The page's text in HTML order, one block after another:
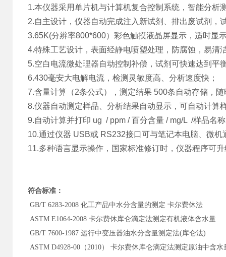
1.本仪器采用单片机与计算机复合控制系统，智能分析
2.自主设计，仪器自动完成注入新试剂、排出废试剂，
3.65K(分辨率800*600）彩色触摸液晶屏显示，适时显
4.特殊工艺设计，表面经静电喷塑处理，防腐蚀，易清
5.空白电流微处理器自动控制补偿，试剂可快速达到平
6.430毫安大电解电流，检测灵敏度高、分析速度快；
7.含量计算（2条公式），测定结果 500条自动存储，
8.仪器自动测定样品、分析结果自动显示，可自动计算
9.自动计算并打印 ug / ppm / 百分含量 / mg/L /样品名
10.通过仪器 USB或 RS232接口可与笔记本电脑、微
11.多种语言显示操作，国家标准修订时，仪器程序可
符合标准：
GB/T 6283-2008 化工产品中水分含量的测定 卡尔费休法
ASTM E1064-2008 卡尔费休库仑滴定法测定有机液体含水量
GB/T 7600-1987 运行中变压器油水分含量测定法(库仑法)
ASTM D4928-00（2010） 卡尔费休库仑滴定法测定原油中含水